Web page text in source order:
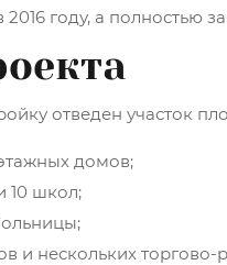
году, а полностью
отведен участок
домов;
10 школ;
и нескольких торгово-